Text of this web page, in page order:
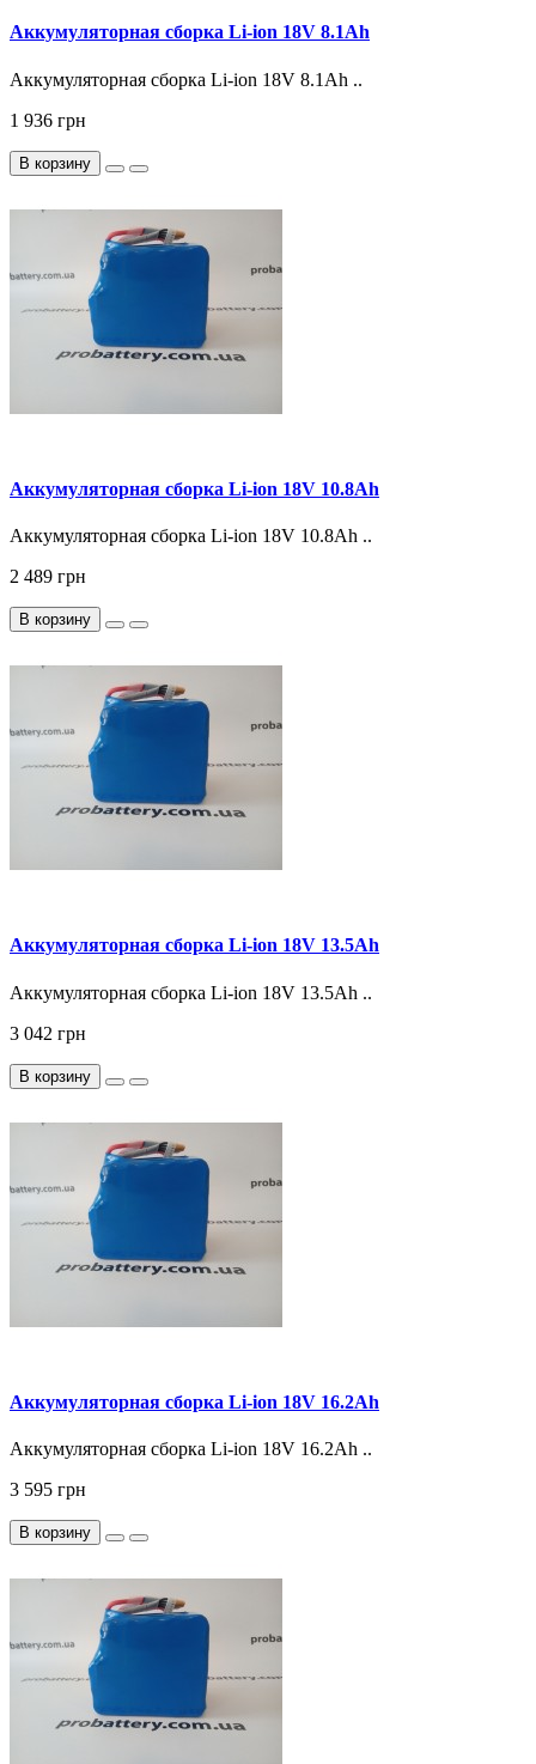
Аккумуляторная сборка Li-ion 18V 8.1Ah
Аккумуляторная сборка Li-ion 18V 8.1Ah ..
1 936 грн
В корзину
Аккумуляторная сборка Li-ion 18V 10.8Ah
Аккумуляторная сборка Li-ion 18V 10.8Ah ..
2 489 грн
В корзину
Аккумуляторная сборка Li-ion 18V 13.5Ah
Аккумуляторная сборка Li-ion 18V 13.5Ah ..
3 042 грн
В корзину
Аккумуляторная сборка Li-ion 18V 16.2Ah
Аккумуляторная сборка Li-ion 18V 16.2Ah ..
3 595 грн
В корзину